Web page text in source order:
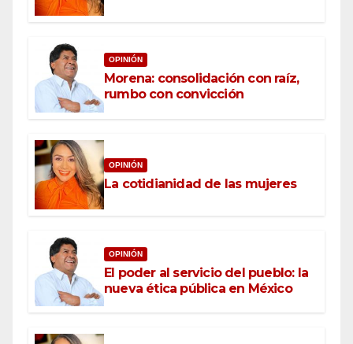
OPINIÓN
Morena: consolidación con raíz,
rumbo con convicción
OPINIÓN
La cotidianidad de las mujeres
OPINIÓN
El poder al servicio del pueblo: la
nueva ética pública en México